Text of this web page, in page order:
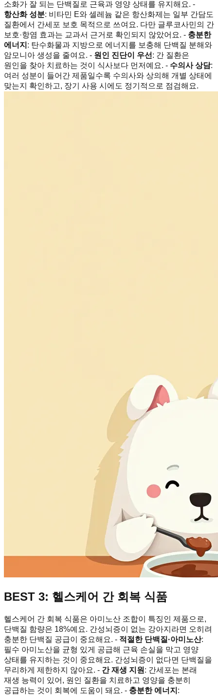
소화가 잘 되는 단백질로 근육과 영양 상태를 유지해요. -
항산화 성분: 비타민 E와 셀레늄 같은 항산화제는 일부 간담도
질환에서 간세포 보호 목적으로 쓰여요. 다만 글루코사민의 간
보호·항염 효과는 교과서 근거로 확인되지 않았어요. - 충분한
에너지 : 탄수화물과 지방으로 에너지를 보충해 단백질 분해와
암모니아 생성을 줄여요. - 원인 진단이 우선 : 간 질환은
원인을 찾아 치료하는 것이 식사보다 먼저예요. - 수의사 상담:
여러 성분이 들어간 제품일수록 수의사와 상의해 개별 상태에
맞는지 확인하고, 장기 사용 시에도 정기적으로 점검해요.
BEST 3: 헬스케어 간 회복 식품
헬스케어 간 회복 식품은 아미노산 조합이 특징인 제품으로,
단백질 함량은 18%예요. 간성뇌증이 없는 강아지라면 오히려
충분한 단백질 공급이 중요해요. - 적절한 단백질·아미노산:
필수 아미노산을 균형 있게 공급해 근육 손실을 막고 영양
상태를 유지하는 것이 중요해요. 간성뇌증이 없다면 단백질을
무리하게 제한하지 않아요. - 간 재생 지원 : 간세포는 본래
재생 능력이 있어, 원인 질환을 치료하고 영양을 충분히
공급하는 것이 회복에 도움이 돼요. - 충분한 에너지 :